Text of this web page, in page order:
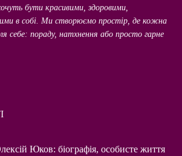
бути красивими, здоровими,
в собі. Ми створюємо простір, де кожна
себе: пораду, натхнення або просто гарне
Юков: біографія, особисте життя